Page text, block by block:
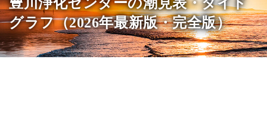
グラフ（2026年最新版・完全版）